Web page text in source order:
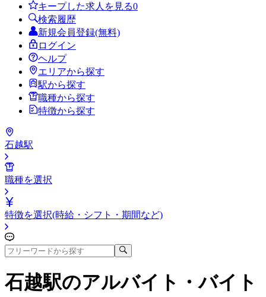
キープした求人を見る0
検索履歴
新規会員登録(無料)
ログイン
ヘルプ
エリアから探す
駅から探す
職種から探す
特徴から探す
石越駅
職種を選択
特徴を選択(時給・シフト・期間など)
石越駅のアルバイト・バイト